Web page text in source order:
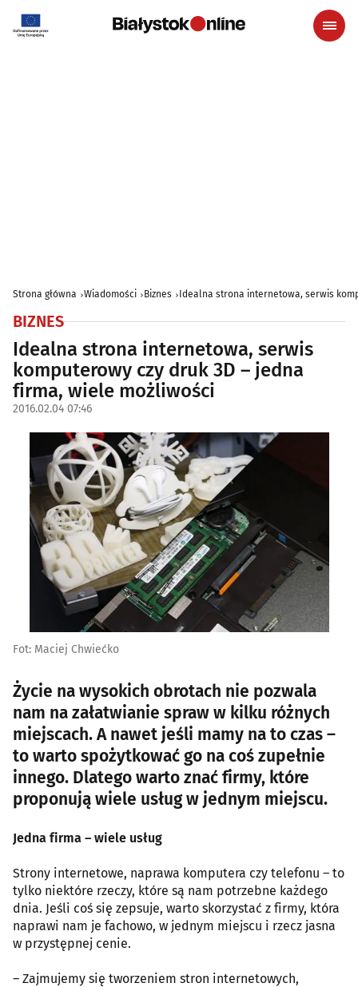
Strona główna Wiadomości Biznes Idealna strona internetowa, serwis
BIZNES
Idealna strona internetowa, serwis
komputerowy czy druk 3D – jedna
firma, wiele możliwości
2016.02.04 07:46
Fot: Maciej Chwiećko
Życie na wysokich obrotach nie pozwala
nam na załatwianie spraw w kilku różnych
miejscach. A nawet jeśli mamy na to czas –
to warto spożytkować go na coś zupełnie
innego. Dlatego warto znać firmy, które
proponują wiele usług w jednym miejscu.
Jedna firma – wiele usług
Strony internetowe, naprawa komputera czy telefonu – to
tylko niektóre rzeczy, które są nam potrzebne każdego
dnia. Jeśli coś się zepsuje, warto skorzystać z firmy, która
naprawi nam je fachowo, w jednym miejscu i rzecz jasna
w przystępnej cenie.
– Zajmujemy się tworzeniem stron internetowych,